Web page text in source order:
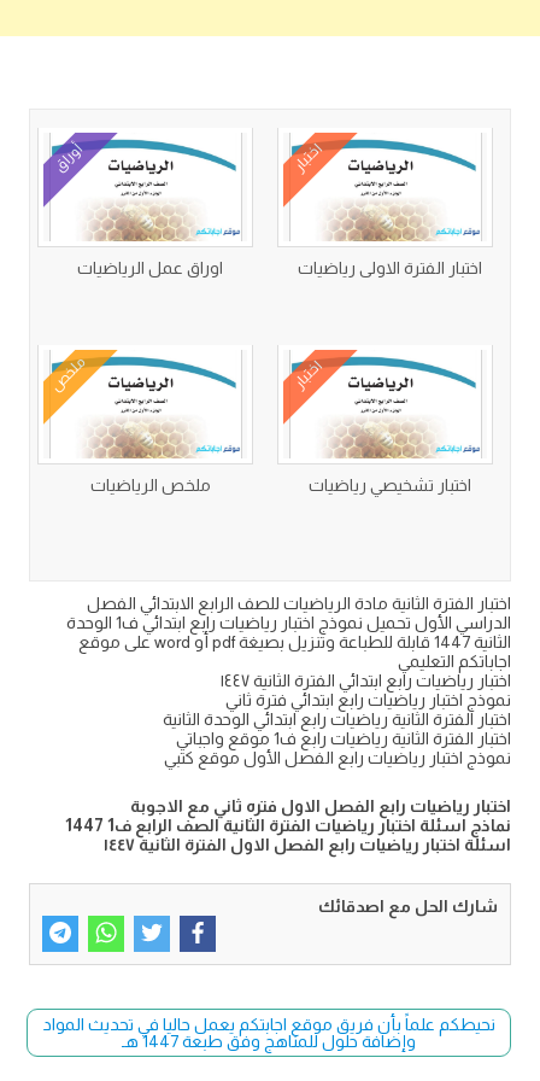
اختبار
اختبار الفترة الاولى رياضيات
أوراق
اوراق عمل الرياضيات
اختبار
اختبار تشخيصي رياضيات
ملخص
ملخص الرياضيات
اختبار الفترة الثانية مادة الرياضيات للصف الرابع الابتدائي الفصل
الدراسي الأول تحميل نموذج اختبار رياضيات رابع ابتدائي ف1 الوحدة
الثانية 1447 قابلة للطباعة وتنزيل بصيغة pdf أو word على موقع
اجاباتكم التعليمي
اختبار رياضيات رابع ابتدائي الفترة الثانية ١٤٤٧
نموذج اختبار رياضيات رابع ابتدائي فترة ثاني
اختبار الفترة الثانية رياضيات رابع ابتدائي الوحدة الثانية
اختبار الفترة الثانية رياضيات رابع ف1 موقع واجباتي
نموذج اختبار رياضيات رابع الفصل الأول موقع كتبي
اختبار رياضيات رابع الفصل الاول فتره ثاني مع الاجوبة
نماذج اسئلة اختبار رياضيات الفترة الثانية الصف الرابع ف1 1447
اسئلة اختبار رياضيات رابع الفصل الاول الفترة الثانية ١٤٤٧
شارك الحل مع اصدقائك
نحيطكم علماً بأن فريق موقع اجابتكم يعمل حاليا في تحديث المواد
وإضافة حلول للمناهج وفق طبعة 1447 هـ